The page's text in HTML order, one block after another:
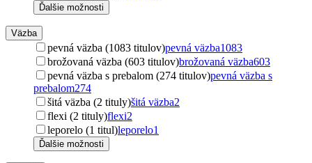
Ďalšie možnosti
Väzba
pevná väzba (1083 titulov)pevná väzba1083
brožovaná väzba (603 titulov)brožovaná väzba603
pevná väzba s prebalom (274 titulov)pevná väzba s
prebalom274
šitá väzba (2 tituly)šitá väzba2
flexi (2 tituly)flexi2
leporelo (1 titul)leporelo1
Ďalšie možnosti